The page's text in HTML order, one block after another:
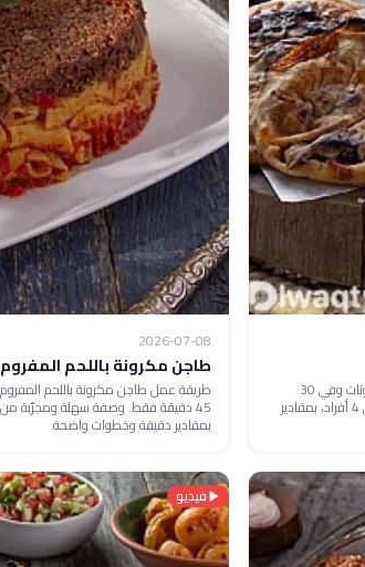
طريقة عمل حواوشي بالجبنة الرومي خطوة بخطوة بـ9 مكونات وفي 30
دقيقة فقط. وصفة سهلة ومجرّبة من مطبخ دلوقتي تكفي 4 أفراد، بمقادير
2026-07-08
طاجن مكرونة باللحم المفروم
بمقادير دقيقة وخطوات واضحة.
فيديو